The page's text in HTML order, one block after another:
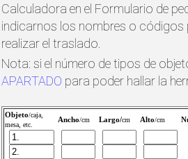
Calculadora en el Formulario de
indicarnos los nombres o códigos
realizar el traslado.
Nota: si el número de tipos de
APARTADO para poder hallar la
Objeto/caja,
mesa, etc.
Ancho/cm Largo/cm Alto/cm